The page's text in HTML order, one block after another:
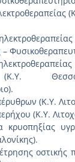
(Κ.Υ.
(Κ.Υ.
(Κ.Υ.
κρυοπηξίας
οστικής